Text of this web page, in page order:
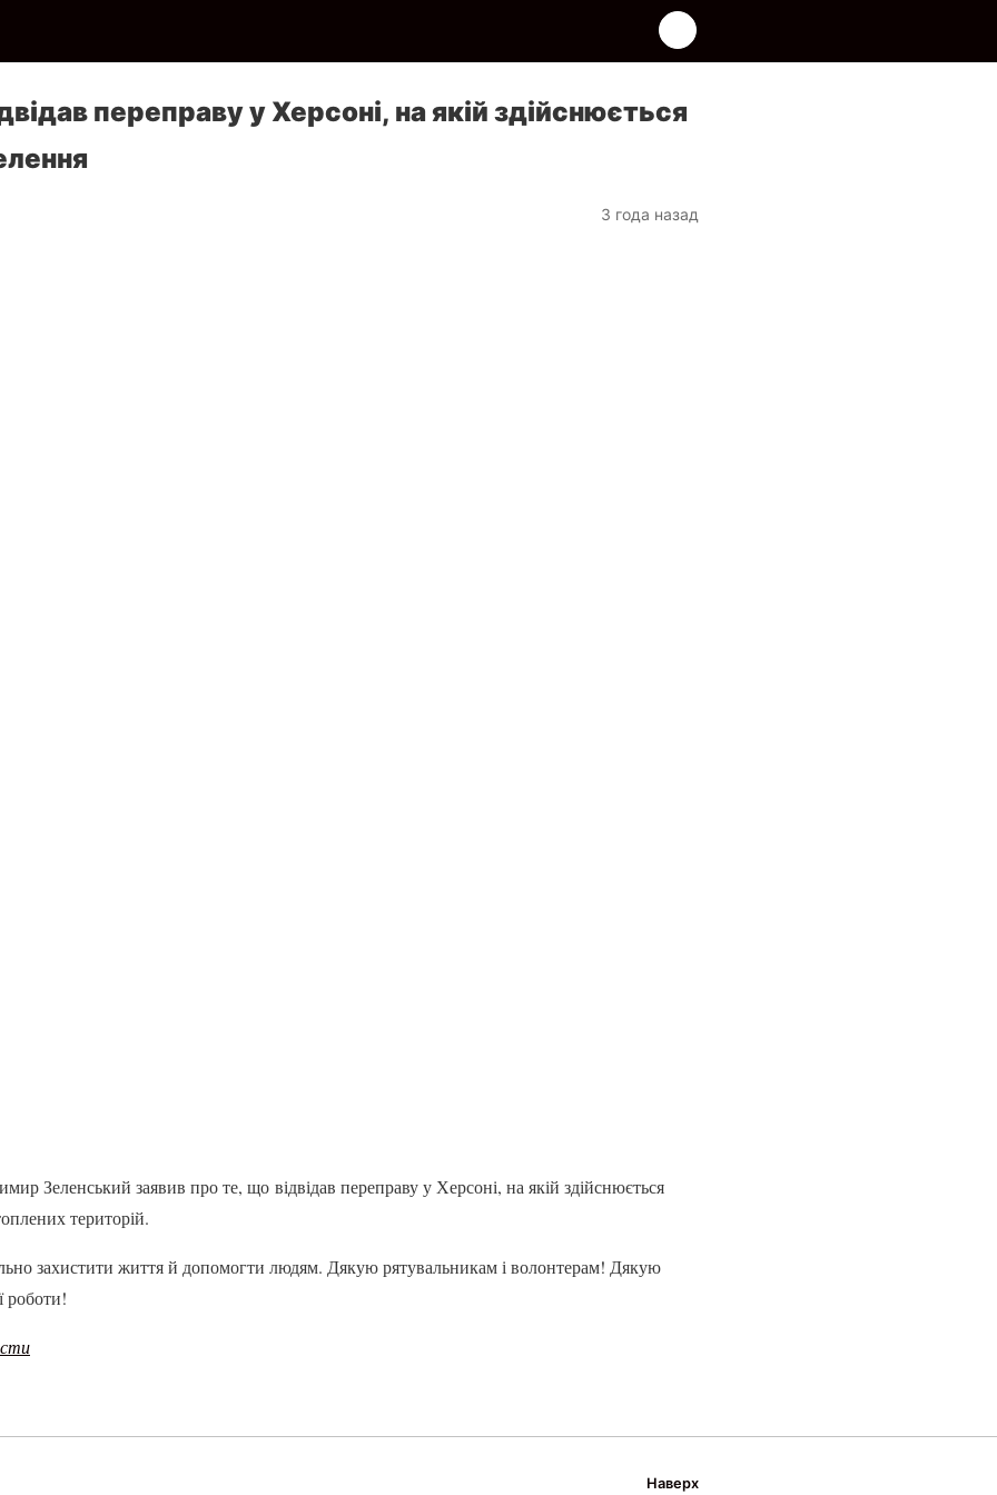
переправу у Херсоні, на якій здійснюється
3 года назад
Зеленський заявив про те, що відвідав переправу у Херсоні, на якій здійснюється
територій.
захистити життя й допомогти людям. Дякую рятувальникам і волонтерам! Дякую
роботи!
Наверх